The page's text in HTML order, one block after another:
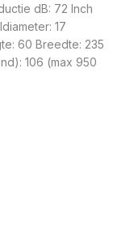
dB: 72 Inch
17
60 Breedte: 235
106 (max 950